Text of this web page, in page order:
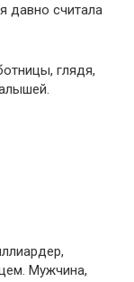
давно считала
глядя,
Мужчина,